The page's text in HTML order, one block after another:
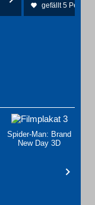
gefällt 5
Spider-Man: Brand
New Day 3D